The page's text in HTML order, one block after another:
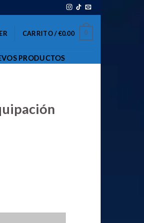
CARRITO /€0.00 0
PRODUCTOS